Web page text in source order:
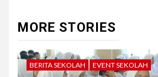
MORE STORIES
BERITA SEKOLAH EVENT SEKOLAH